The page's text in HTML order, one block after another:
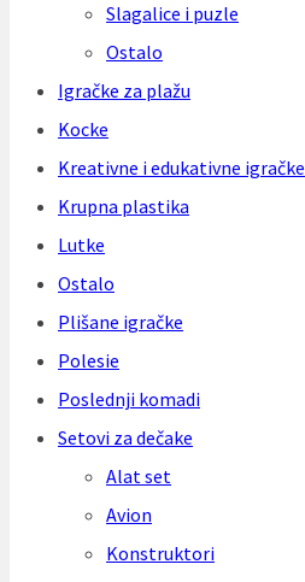
Slagalice i puzle
Ostalo
Igračke za plažu
Kocke
Kreativne i edukativne igračke
Krupna plastika
Lutke
Ostalo
Plišane igračke
Polesie
Poslednji komadi
Setovi za dečake
Alat set
Avion
Konstruktori